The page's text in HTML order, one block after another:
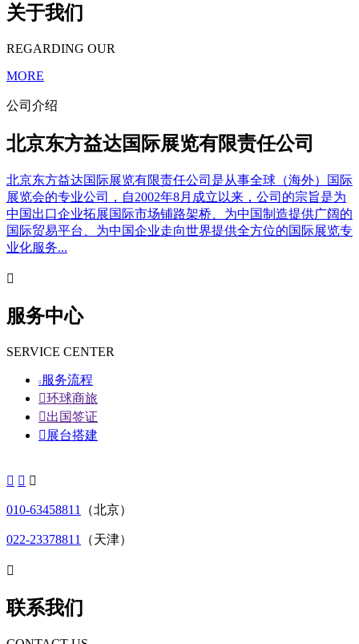
关于我们
REGARDING OUR
MORE
公司介绍
北京东方益达国际展览有限责任公司
北京东方益达国际展览有限责任公司是从事全球（海外）国际
展览会的专业公司，自2002年8月成立以来，公司的宗旨是为
中国出口企业拓展国际市场铺路架桥、为中国制造提供广阔的
国际贸易平台、为中国企业走向世界提供全方位的国际展览专
业化服务...

服务中心
SERVICE CENTER
 服务流程
环球商旅
出国签证
 展台搭建
  
010-63458811 （北京）
022-23378811 （天津）

联系我们